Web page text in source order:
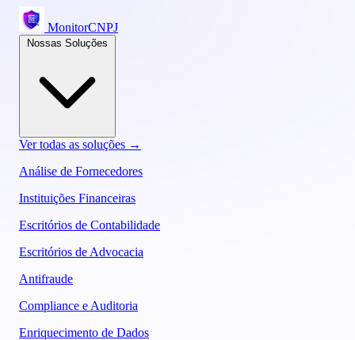
MonitorCNPJ
Ver todas as soluções →
Análise de Fornecedores
Instituições Financeiras
Escritórios de Contabilidade
Escritórios de Advocacia
Antifraude
Compliance e Auditoria
Enriquecimento de Dados